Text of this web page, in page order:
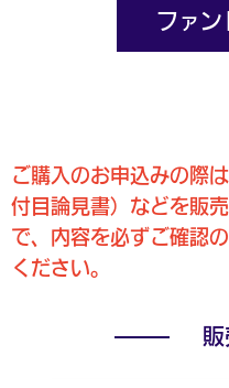
ファン
ご購入のお申込みの際
付目論見書）などを販
で、内容を必ずご確認
ください。
販